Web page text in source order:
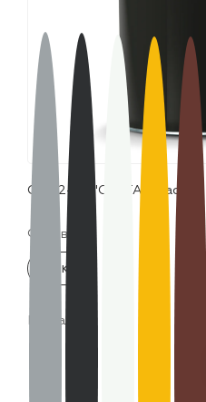
ОС 52-20 "CERTA" красный
Фасовка:
25 кг
Цвета: